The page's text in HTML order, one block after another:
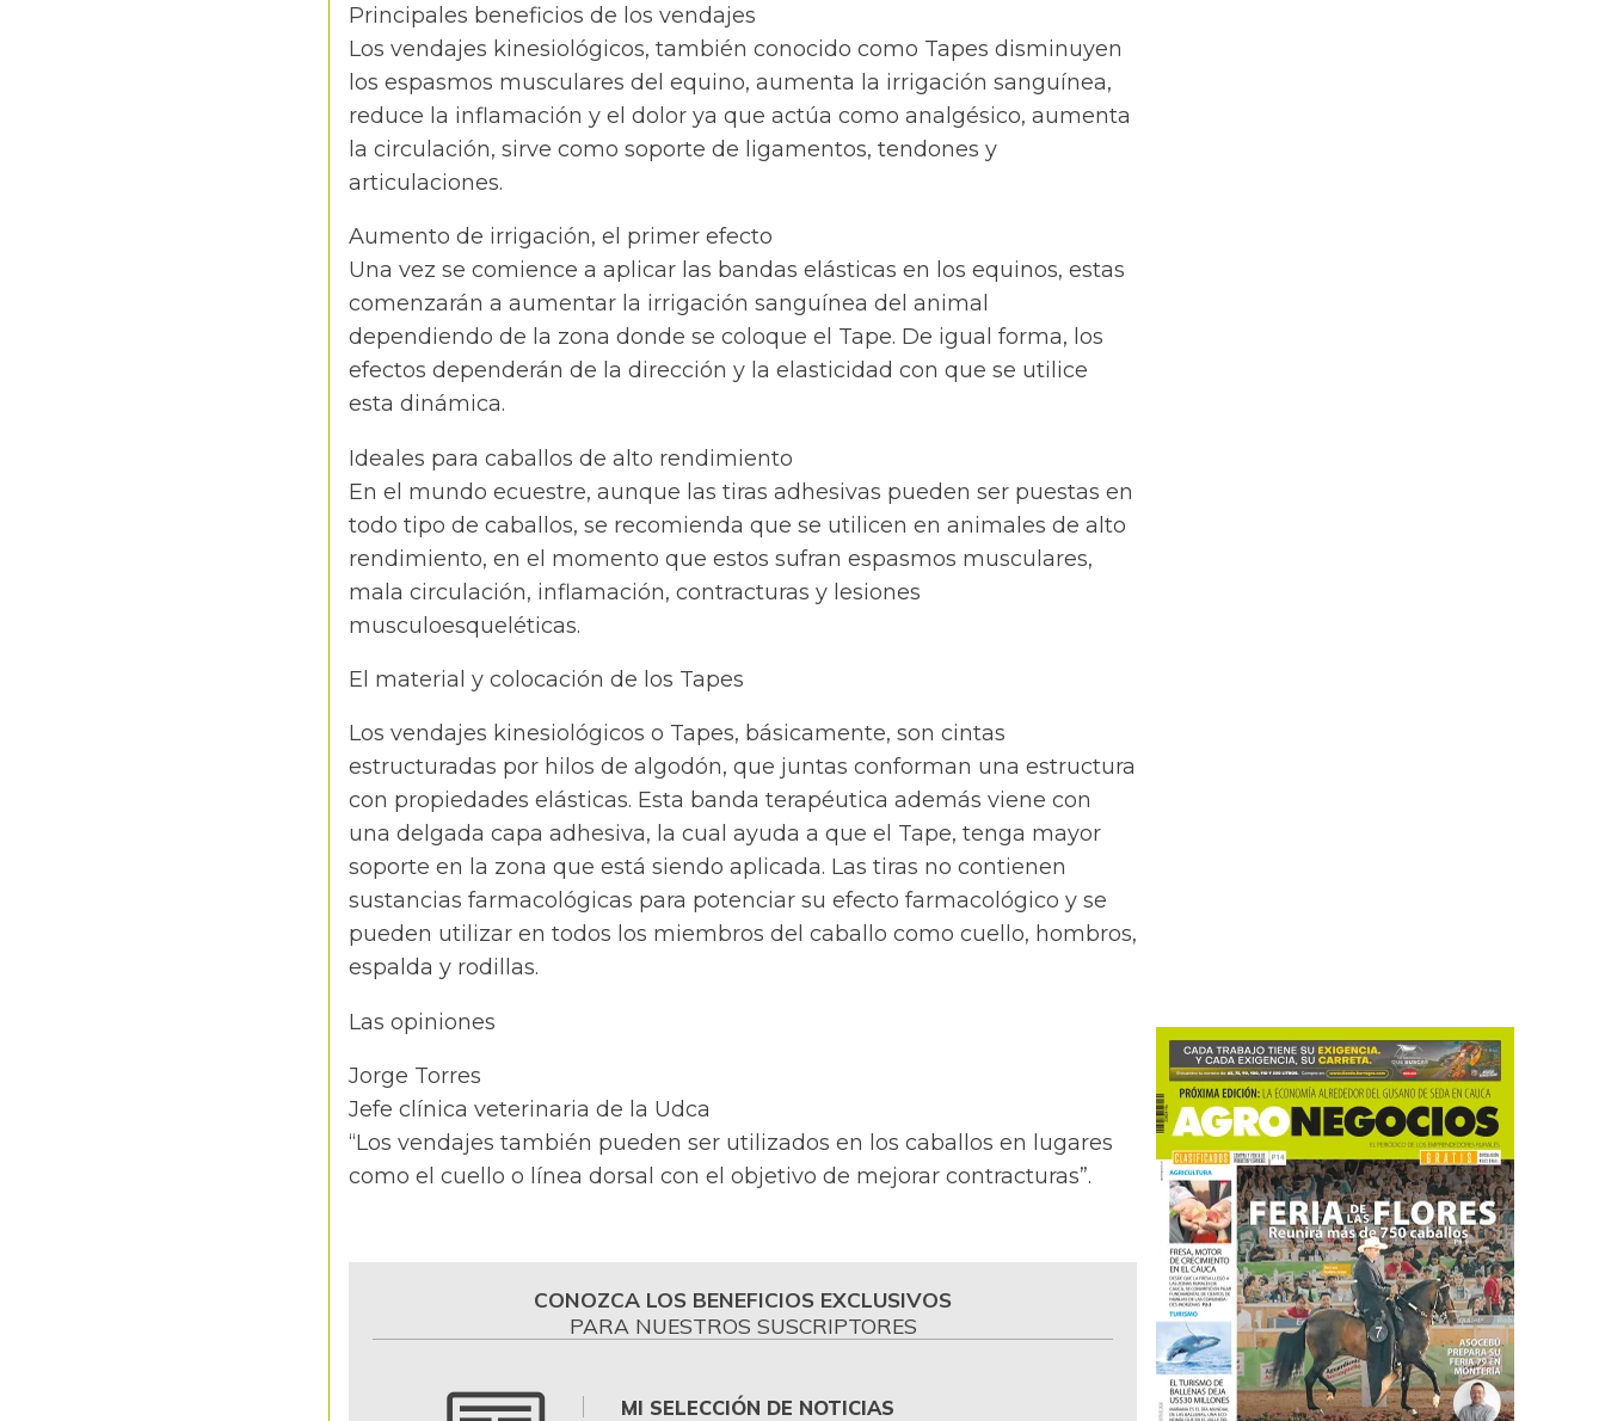
Principales beneficios de los vendajes
Los vendajes kinesiológicos, también conocido como Tapes disminuyen
los espasmos musculares del equino, aumenta la irrigación sanguínea,
reduce la inflamación y el dolor ya que actúa como analgésico, aumenta
la circulación, sirve como soporte de ligamentos, tendones y
articulaciones.
Aumento de irrigación, el primer efecto
Una vez se comience a aplicar las bandas elásticas en los equinos, estas
comenzarán a aumentar la irrigación sanguínea del animal
dependiendo de la zona donde se coloque el Tape. De igual forma, los
efectos dependerán de la dirección y la elasticidad con que se utilice
esta dinámica.
Ideales para caballos de alto rendimiento
En el mundo ecuestre, aunque las tiras adhesivas pueden ser puestas en
todo tipo de caballos, se recomienda que se utilicen en animales de alto
rendimiento, en el momento que estos sufran espasmos musculares,
mala circulación, inflamación, contracturas y lesiones
musculoesqueléticas.
El material y colocación de los Tapes
Los vendajes kinesiológicos o Tapes, básicamente, son cintas
estructuradas por hilos de algodón, que juntas conforman una estructura
con propiedades elásticas. Esta banda terapéutica además viene con
una delgada capa adhesiva, la cual ayuda a que el Tape, tenga mayor
soporte en la zona que está siendo aplicada. Las tiras no contienen
sustancias farmacológicas para potenciar su efecto farmacológico y se
pueden utilizar en todos los miembros del caballo como cuello, hombros,
espalda y rodillas.
Las opiniones
Jorge Torres
Jefe clínica veterinaria de la Udca
“Los vendajes también pueden ser utilizados en los caballos en lugares
como el cuello o línea dorsal con el objetivo de mejorar contracturas”.
CONOZCA LOS BENEFICIOS EXCLUSIVOS
PARA NUESTROS SUSCRIPTORES
MI SELECCIÓN DE NOTICIAS
BITÁCORA EMPRESARIAL 10.000 LR
Recopilación clasificada por sectores